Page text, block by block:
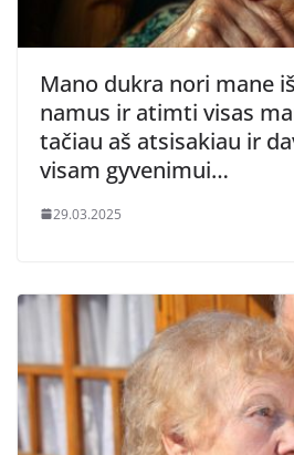
Mano dukra nori mane
namus ir atimti visas
tačiau aš atsisakiau ir
visam gyvenimui…
29.03.2025